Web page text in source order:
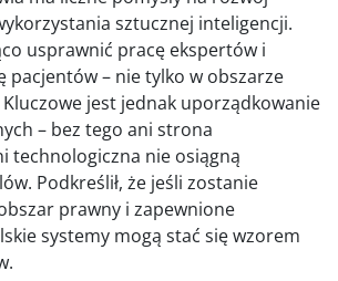
sztucznej inteligencji.
usprawnić pracę ekspertów i
pacjentów – nie tylko w obszarze
jest jednak uporządkowanie
– bez tego ani strona
technologiczna nie osiągną
Podkreślił, że jeśli zostanie
prawny i zapewnione
systemy mogą stać się wzorem